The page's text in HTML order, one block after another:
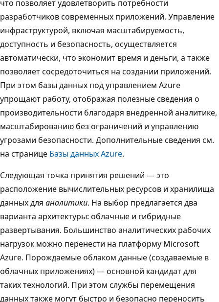
что позволяет удовлетворить потребности
разработчиков современных приложений. Управление
инфраструктурой, включая масштабируемость,
доступность и безопасность, осуществляется
автоматически, что экономит время и деньги, а также
позволяет сосредоточиться на создании приложений.
При этом базы данных под управлением Azure
упрощают работу, отображая полезные сведения о
производительности благодаря внедренной аналитике,
масштабированию без ограничений и управлению
угрозами безопасности. Дополнительные сведения см.
на странице Базы данных Azure.
Следующая точка принятия решений — это
расположение вычислительных ресурсов и хранилища
данных для аналитики. На выбор предлагается два
варианта архитектуры: облачные и гибридные
развертывания. Большинство аналитических рабочих
нагрузок можно перенести на платформу Microsoft
Azure. Порождаемые облаком данные (создаваемые в
облачных приложениях) — основной кандидат для
таких технологий. При этом службы перемещения
данных также могут быстро и безопасно переносить